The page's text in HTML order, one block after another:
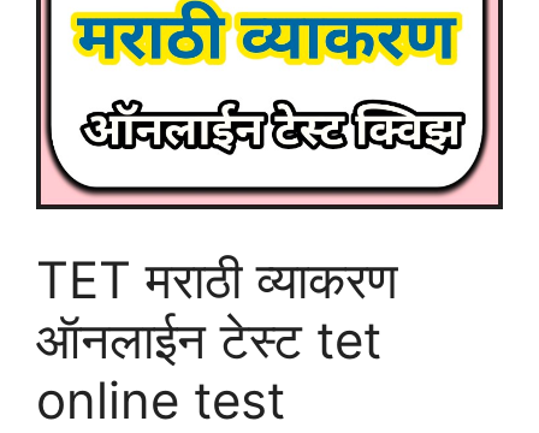
TET मराठी व्याकरण
ऑनलाईन टेस्ट tet
online test